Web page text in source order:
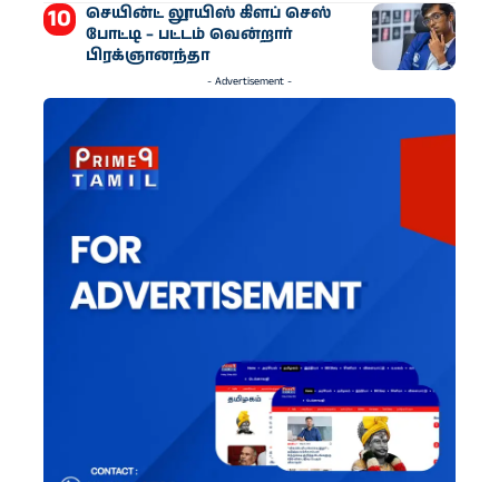
செயின்ட் லூயிஸ் கிளப் செஸ்
போட்டி – பட்டம் வென்றார்
பிரக்ஞானந்தா
- Advertisement -